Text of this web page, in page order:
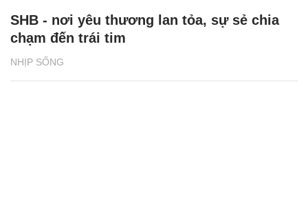
NHỊP SỐNG
SHB - nơi yêu thương lan tỏa, sự sẻ chia
chạm đến trái tim